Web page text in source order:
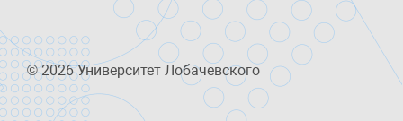
© 2026 Университет Лобачевского